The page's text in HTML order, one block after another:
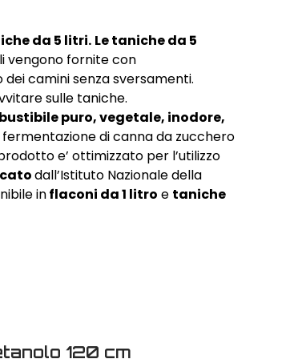
da 5 litri. Le taniche da 5
vengono fornite con
camini senza sversamenti.
sulle taniche.
puro, vegetale, inodore,
di canna da zucchero
e’ ottimizzato per l’utilizzo
dall’Istituto Nazionale della
inflaconi da 1 litro e taniche
120 cm